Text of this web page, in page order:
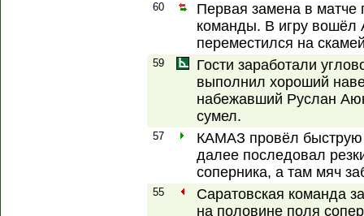
60
Первая замена в матче
команды. В игру вошёл
переместился на
59
Гости заработали
выполнил хороший
набежавший Руслан
сумел.
57
КАМАЗ провёл быструю
далее последовал
соперника, а там мяч
55
Саратовская команда
на половине поля